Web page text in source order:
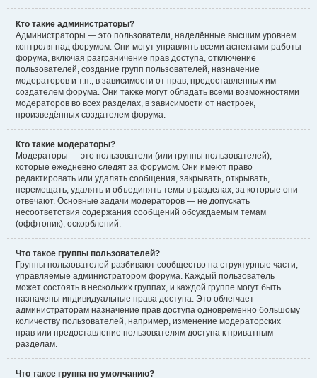
Кто такие администраторы?
Администраторы — это пользователи, наделённые высшим уровнем
контроля над форумом. Они могут управлять всеми аспектами работы
форума, включая разграничение прав доступа, отключение
пользователей, создание групп пользователей, назначение
модераторов и т.п., в зависимости от прав, предоставленных им
создателем форума. Они также могут обладать всеми возможностями
модераторов во всех разделах, в зависимости от настроек,
произведённых создателем форума.
Кто такие модераторы?
Модераторы — это пользователи (или группы пользователей),
которые ежедневно следят за форумом. Они имеют право
редактировать или удалять сообщения, закрывать, открывать,
перемещать, удалять и объединять темы в разделах, за которые они
отвечают. Основные задачи модераторов — не допускать
несоответствия содержания сообщений обсуждаемым темам
(оффтопик), оскорблений.
Что такое группы пользователей?
Группы пользователей разбивают сообщество на структурные части,
управляемые администратором форума. Каждый пользователь
может состоять в нескольких группах, и каждой группе могут быть
назначены индивидуальные права доступа. Это облегчает
администраторам назначение прав доступа одновременно большому
количеству пользователей, например, изменение модераторских
прав или предоставление пользователям доступа к приватным
разделам.
Что такое группа по умолчанию?